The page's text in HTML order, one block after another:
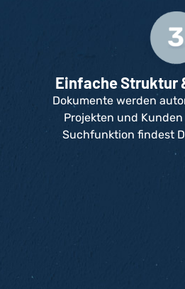
Einfache Struktur
Dokumente werden
Projekten und
Suchfunktion findest